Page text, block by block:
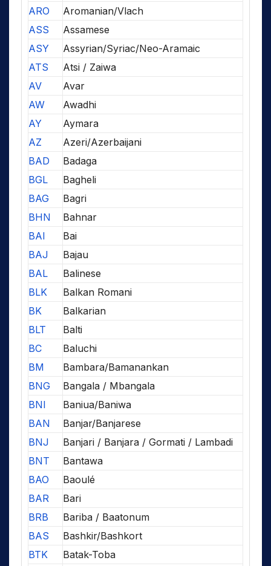
ARO
Aromanian/Vlach
ASS
Assamese
ASY
Assyrian/Syriac/Neo-Aramaic
ATS
Atsi / Zaiwa
AV
Avar
AW
Awadhi
AY
Aymara
AZ
Azeri/Azerbaijani
BAD
Badaga
BGL
Bagheli
BAG
Bagri
BHN
Bahnar
BAI
Bai
BAJ
Bajau
BAL
Balinese
BLK
Balkan Romani
BK
Balkarian
BLT
Balti
BC
Baluchi
BM
Bambara/Bamanankan
BNG
Bangala / Mbangala
BNI
Baniua/Baniwa
BAN
Banjar/Banjarese
BNJ
Banjari / Banjara / Gormati / Lambadi
BNT
Bantawa
BAO
Baoulé
BAR
Bari
BRB
Bariba / Baatonum
BAS
Bashkir/Bashkort
BTK
Batak-Toba